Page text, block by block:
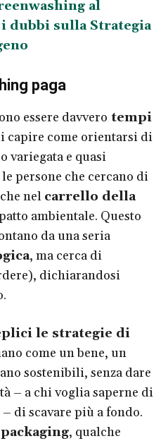
al
dubbi sulla Strategia
paga
essere davvero tempi
capire come orientarsi di
variegata e quasi
persone che cercano di
nel carrello della
ambientale. Questo
da una seria
, ma cerca di
dichiarandosi
le strategie di
come un bene, un
sostenibili, senza dare
– a chi voglia saperne di
di scavare più a fondo.
, qualche